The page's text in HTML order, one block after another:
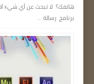
هاتفك؟ لا تبحث عن أي شيء
برنامج رسالة ...